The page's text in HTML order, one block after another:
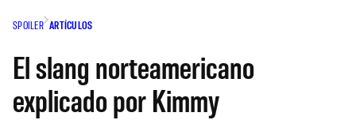
SPOILER ARTÍCULOS
El slang norteamericano
explicado por Kimmy